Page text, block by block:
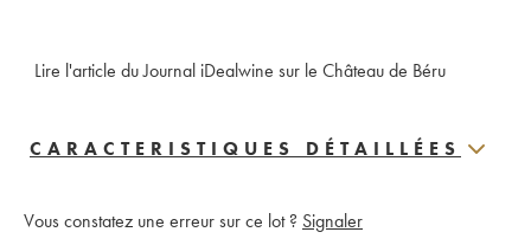
Lire l'article du Journal iDealwine sur le Château de Béru
CARACTERISTIQUES DÉTAILLÉES
Vous constatez une erreur sur ce lot ? Signaler